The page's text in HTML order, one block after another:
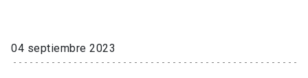
04 septiembre 2023